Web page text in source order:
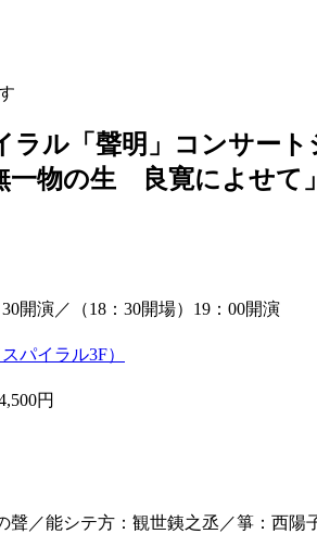
ル「聲明」コンサー
一物の生 良寛によせて」
30開演／（18：30開場）19：00開演
パイラル3F）
円
聲／能シテ方：観世銕之丞／箏：西陽